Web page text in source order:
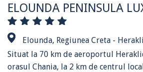
ELOUNDA PENINSULA
Elounda, Regiunea Creta -
Situat la 70 km de aeroportul
orasul Chania, la 2 km de centrul